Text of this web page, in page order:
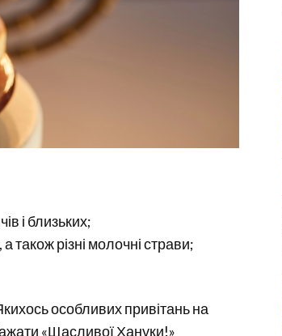
і близьких;
також різні молочні страви;
особливих привітань на
«Щасливої Хануки!»